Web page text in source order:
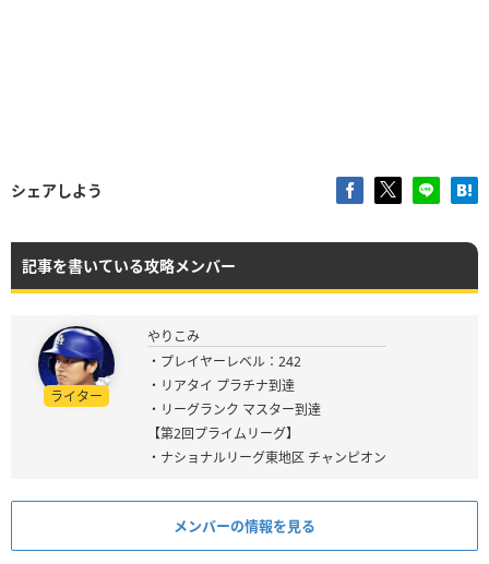
シェアしよう
記事を書いている攻略メンバー
ライター
やりこみ
・プレイヤーレベル：242
・リアタイ プラチナ到達
・リーグランク マスター到達
【第2回プライムリーグ】
・ナショナルリーグ東地区 チャンピオン
メンバーの情報を見る